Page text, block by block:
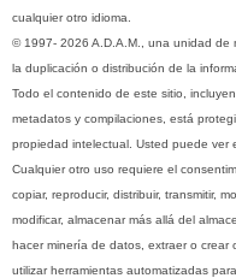
cualquier otro idioma.
© 1997- 2026 A.D.A.M., una unidad de
la duplicación o distribución de la
Todo el contenido de este sitio,
metadatos y compilaciones, está
propiedad intelectual. Usted puede ver
Cualquier otro uso requiere el
copiar, reproducir, distribuir, transmitir,
modificar, almacenar más allá del
hacer minería de datos, extraer o
utilizar herramientas automatizadas